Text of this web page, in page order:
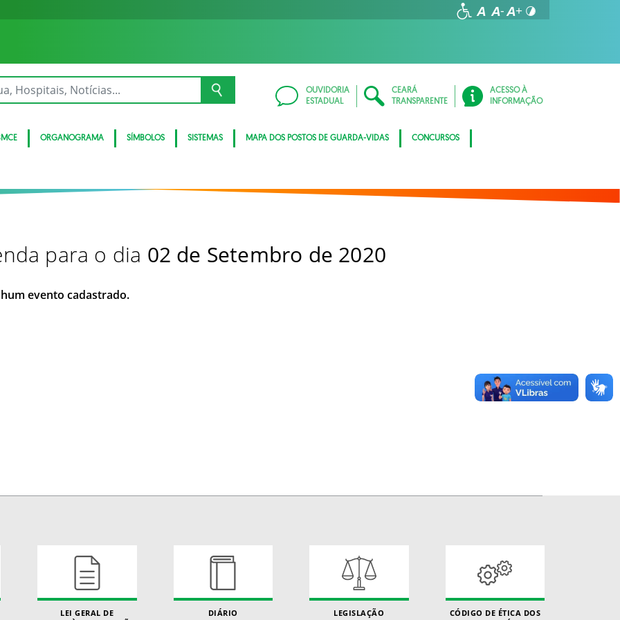
OUVIDORIA
ESTADUAL
CEARÁ
TRANSPARENTE
ACESSO À
INFORMAÇÃO
ORGANOGRAMA SÍMBOLOS SISTEMAS MAPA DOS POSTOS DE GUARDA-VIDAS CONCURSOS
para o dia 02 de Setembro de 2020
evento cadastrado.
LEI GERAL DE
DIÁRIO
LEGISLAÇÃO
CÓDIGO DE ÉTICA DOS